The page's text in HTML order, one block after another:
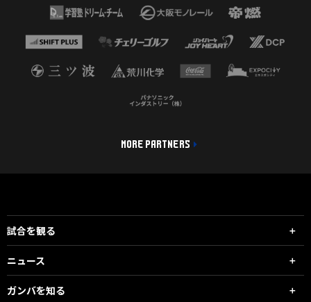
MORE PARTNERS
試合を観る
ニュース
ガンバを知る